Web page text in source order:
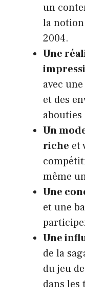
un
la notion
2004.
Une
avec
et des
Un
riche et
même
Une
et une
Une
de la
du jeu
dans les